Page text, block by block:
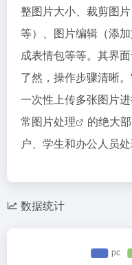
整图片大小、裁剪图
等）、图片编辑（添
成表情包等等。其界
了然，操作步骤清晰
一次性上传多张图片
常图片处理
的绝大
户、学生和办公人员
数据统计